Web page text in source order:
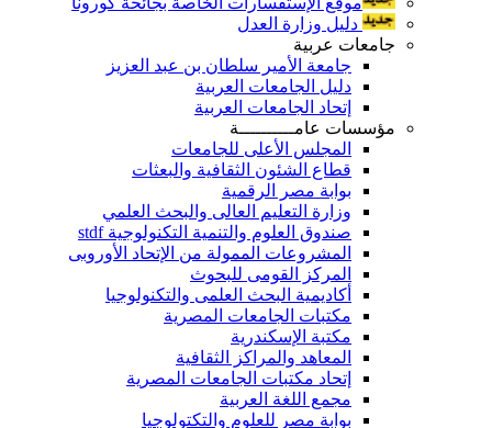
دليل وزارة العدل
جامعات عربية
جامعة الأمير سلطان بن عبد العزيز
دليل الجامعات العربية
إتحاد الجامعات العربية
مؤسسات عامــــــــــة
المجلس الأعلى للجامعات
قطاع الشئون الثقافية والبعثات
بوابة مصر الرقمية
وزارة التعليم العالى والبحث العلمي
صندوق العلوم والتنمية التكنولوجية stdf
المشروعات الممولة من الإتحاد الأوروبى
المركز القومى للبحوث
أكاديمية البحث العلمى والتكنولوجيا
مكتبات الجامعات المصرية
مكتبة الإسكندرية
المعاهد والمراكز الثقافية
إتحاد مكتبات الجامعات المصرية
مجمع اللغة العربية
بوابة مصر للعلوم والتكتولوجيا